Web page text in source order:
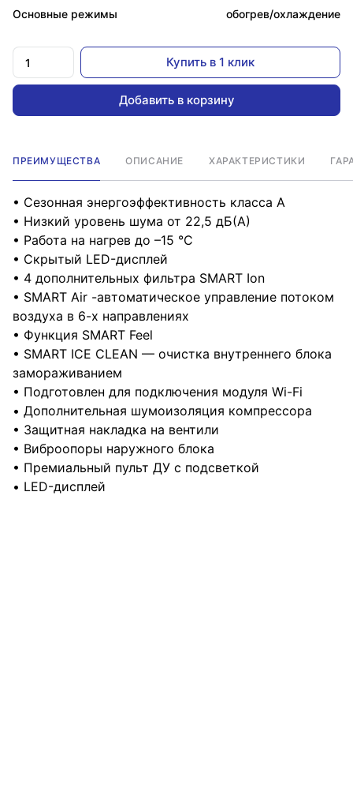
Основные режимы
обогрев/охлаждение
Купить в 1 клик
Добавить в корзину
ПРЕИМУЩЕСТВА ОПИСАНИЕ ХАРАКТЕРИСТИКИ
• Сезонная энергоэффективность класса А
• Низкий уровень шума от 22,5 дБ(А)
• Работа на нагрев до –15 °С
• Скрытый LED-дисплей
• 4 дополнительных фильтра SMART Ion
• SMART Air -автоматическое управление потоком
воздуха в 6-х направлениях
• Функция SMART Feel
• SMART ICE CLEAN — очистка внутреннего блока
замораживанием
• Подготовлен для подключения модуля Wi-Fi
• Дополнительная шумоизоляция компрессора
• Защитная накладка на вентили
• Виброопоры наружного блока
• Премиальный пульт ДУ с подсветкой
• LED-дисплей